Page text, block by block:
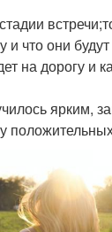
и что они
на дорогу и
ярким,